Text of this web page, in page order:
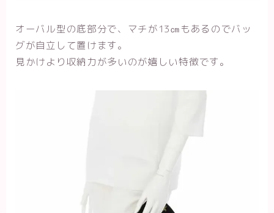
オーバル型の底部分で、マチが13㎝もあるのでバッ
グが自立して置けます。
見かけより収納力が多いのが嬉しい特徴です。